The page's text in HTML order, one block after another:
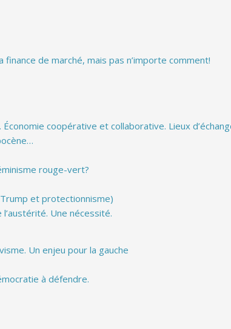
de marché, mais pas n’importe comment!
coopérative et collaborative. Lieux
rouge-vert?
et protectionnisme)
Une nécessité.
Un enjeu pour la gauche
à défendre.